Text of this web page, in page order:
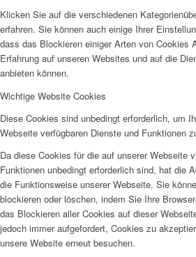
Klicken Sie auf die verschiedenen
erfahren. Sie können auch einige Ihrer
dass das Blockieren einiger Arten von Cookies
Erfahrung auf unseren Websites und auf die
anbieten können.
Wichtige Website Cookies
Diese Cookies sind unbedingt erforderlich, um
Webseite verfügbaren Dienste und Funktionen
Da diese Cookies für die auf unserer Webseite
Funktionen unbedingt erforderlich sind, hat die
die Funktionsweise unserer Webseite. Sie
blockieren oder löschen, indem Sie Ihre
das Blockieren aller Cookies auf dieser
jedoch immer aufgefordert, Cookies zu
unsere Website erneut besuchen.